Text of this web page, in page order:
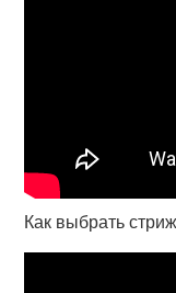
Как выбрать